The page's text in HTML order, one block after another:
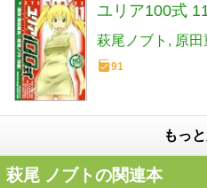
ユリア100式
萩尾ノブト 原
91
もっ
萩尾 ノブトの関連本